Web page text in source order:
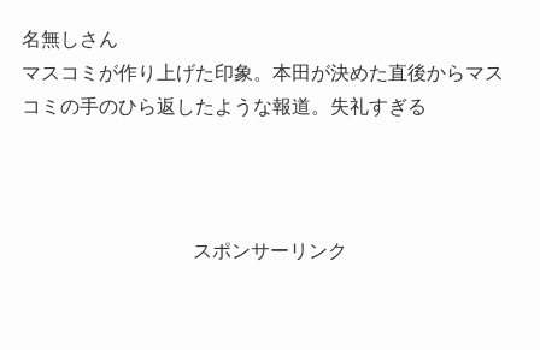
名無しさん
マスコミが作り上げた印象。本田が決めた直後からマス
コミの手のひら返したような報道。失礼すぎる
スポンサーリンク